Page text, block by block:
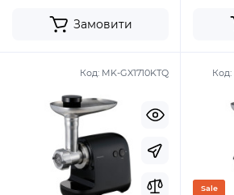
Замовити
Код: MK-GX1710KTQ Код:
Sale